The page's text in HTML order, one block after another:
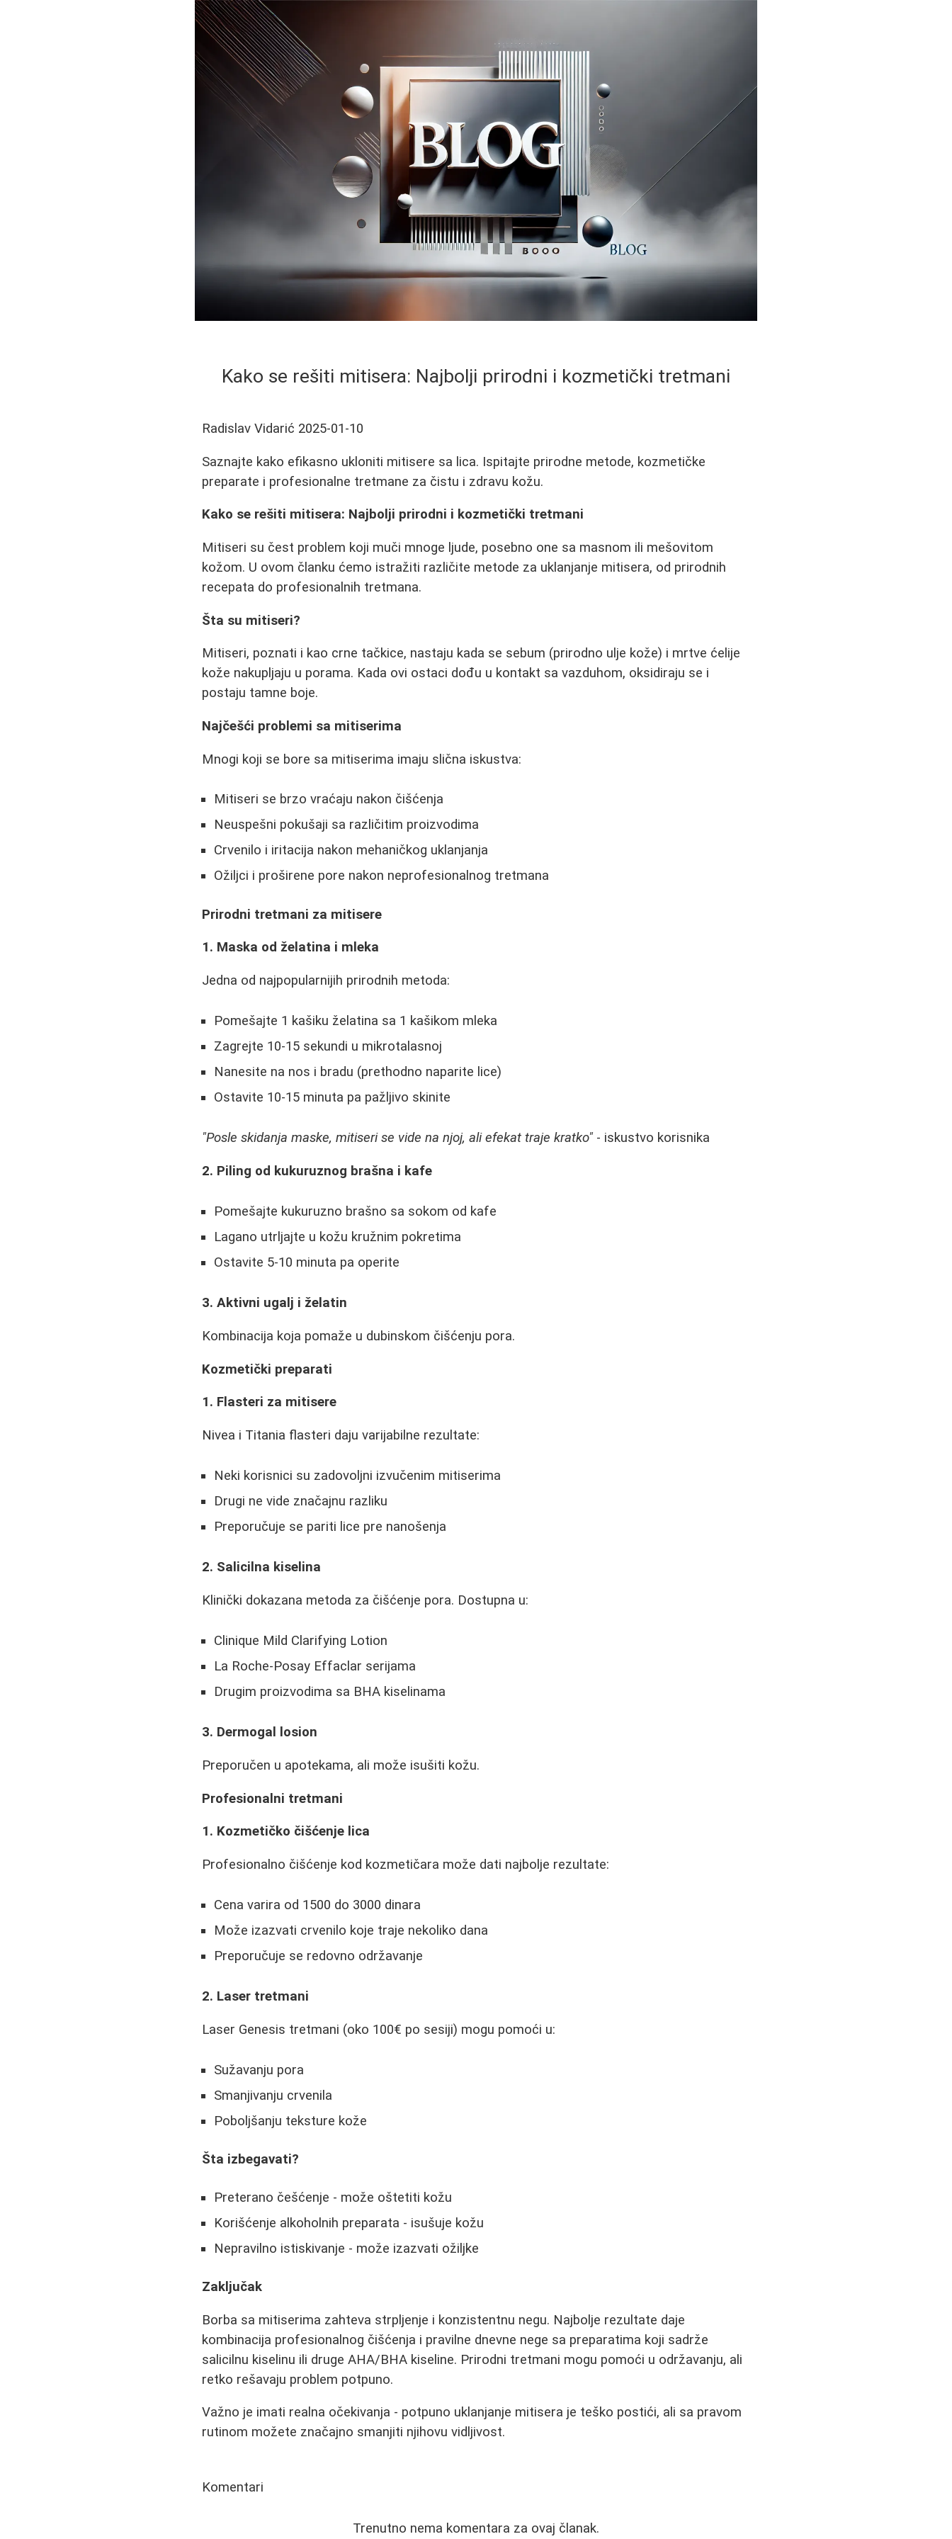
Kako se rešiti mitisera: Najbolji prirodni i kozmetički tretmani
Radislav Vidarić 2025-01-10
Saznajte kako efikasno ukloniti mitisere sa lica. Ispitajte prirodne metode, kozmetičke
preparate i profesionalne tretmane za čistu i zdravu kožu.
Kako se rešiti mitisera: Najbolji prirodni i kozmetički tretmani
Mitiseri su čest problem koji muči mnoge ljude, posebno one sa masnom ili mešovitom
kožom. U ovom članku ćemo istražiti različite metode za uklanjanje mitisera, od prirodnih
recepata do profesionalnih tretmana.
Šta su mitiseri?
Mitiseri, poznati i kao crne tačkice, nastaju kada se sebum (prirodno ulje kože) i mrtve ćelije
kože nakupljaju u porama. Kada ovi ostaci dođu u kontakt sa vazduhom, oksidiraju se i
postaju tamne boje.
Najčešći problemi sa mitiserima
Mnogi koji se bore sa mitiserima imaju slična iskustva:
Mitiseri se brzo vraćaju nakon čišćenja
Neuspešni pokušaji sa različitim proizvodima
Crvenilo i iritacija nakon mehaničkog uklanjanja
Ožiljci i proširene pore nakon neprofesionalnog tretmana
Prirodni tretmani za mitisere
1. Maska od želatina i mleka
Jedna od najpopularnijih prirodnih metoda:
Pomešajte 1 kašiku želatina sa 1 kašikom mleka
Zagrejte 10-15 sekundi u mikrotalasnoj
Nanesite na nos i bradu (prethodno naparite lice)
Ostavite 10-15 minuta pa pažljivo skinite
"Posle skidanja maske, mitiseri se vide na njoj, ali efekat traje kratko" - iskustvo korisnika
2. Piling od kukuruznog brašna i kafe
Pomešajte kukuruzno brašno sa sokom od kafe
Lagano utrljajte u kožu kružnim pokretima
Ostavite 5-10 minuta pa operite
3. Aktivni ugalj i želatin
Kombinacija koja pomaže u dubinskom čišćenju pora.
Kozmetički preparati
1. Flasteri za mitisere
Nivea i Titania flasteri daju varijabilne rezultate:
Neki korisnici su zadovoljni izvučenim mitiserima
Drugi ne vide značajnu razliku
Preporučuje se pariti lice pre nanošenja
2. Salicilna kiselina
Klinički dokazana metoda za čišćenje pora. Dostupna u:
Clinique Mild Clarifying Lotion
La Roche-Posay Effaclar serijama
Drugim proizvodima sa BHA kiselinama
3. Dermogal losion
Preporučen u apotekama, ali može isušiti kožu.
Profesionalni tretmani
1. Kozmetičko čišćenje lica
Profesionalno čišćenje kod kozmetičara može dati najbolje rezultate:
Cena varira od 1500 do 3000 dinara
Može izazvati crvenilo koje traje nekoliko dana
Preporučuje se redovno održavanje
2. Laser tretmani
Laser Genesis tretmani (oko 100€ po sesiji) mogu pomoći u:
Sužavanju pora
Smanjivanju crvenila
Poboljšanju teksture kože
Šta izbegavati?
Preterano češćenje - može oštetiti kožu
Korišćenje alkoholnih preparata - isušuje kožu
Nepravilno istiskivanje - može izazvati ožiljke
Zaključak
Borba sa mitiserima zahteva strpljenje i konzistentnu negu. Najbolje rezultate daje
kombinacija profesionalnog čišćenja i pravilne dnevne nege sa preparatima koji sadrže
salicilnu kiselinu ili druge AHA/BHA kiseline. Prirodni tretmani mogu pomoći u održavanju, ali
retko rešavaju problem potpuno.
Važno je imati realna očekivanja - potpuno uklanjanje mitisera je teško postići, ali sa pravom
rutinom možete značajno smanjiti njihovu vidljivost.
Komentari
Trenutno nema komentara za ovaj članak.